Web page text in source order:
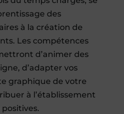
des
à la création de
Les compétences
d’animer des
d’adapter vos
graphique de votre
à l’établissement